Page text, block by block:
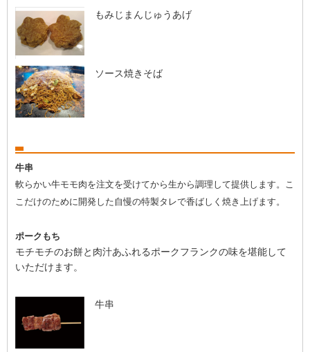
もみじまんじゅうあげ
ソース焼きそば
牛串
軟らかい牛モモ肉を注文を受けてから生から調理して提供します。こ
こだけのために開発した自慢の特製タレで香ばしく焼き上げます。
ポークもち
モチモチのお餅と肉汁あふれるポークフランクの味を堪能して
いただけます。
牛串